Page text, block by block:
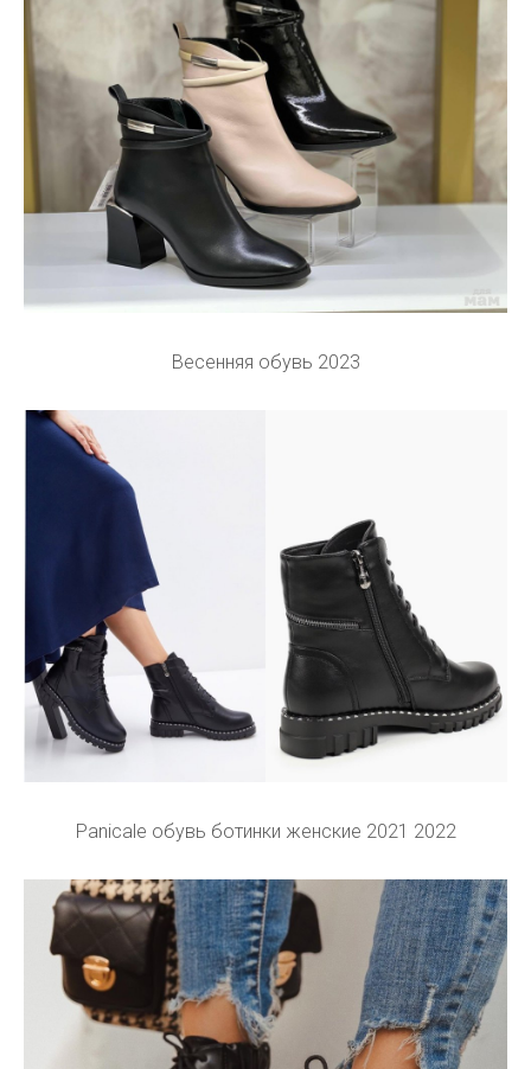
Весенняя обувь 2023
Panicale обувь ботинки женские 2021 2022